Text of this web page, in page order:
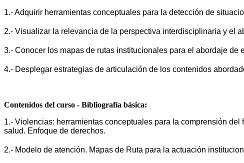
1.- Adquirir herramientas conceptuales para la detección de
2.- Visualizar la relevancia de la perspectiva interdisciplinaria y el
3.- Conocer los mapas de rutas institucionales para el abordaje de
4.- Desplegar estrategias de articulación de los contenidos
Contenidos del curso - Bibliografía básica:
1.- Violencias: herramientas conceptuales para la comprensión
salud. Enfoque de derechos.
2.- Modelo de atención. Mapas de Ruta para la actuación